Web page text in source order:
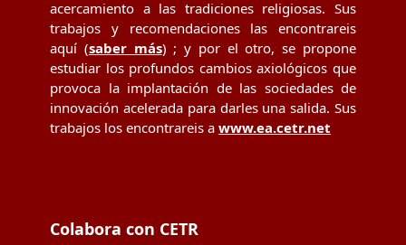
acercamiento a las tradiciones religiosas. Sus
trabajos y recomendaciones las encontrareis
aquí (saber más) ; y por el otro, se propone
estudiar los profundos cambios axiológicos que
provoca la implantación de las sociedades de
innovación acelerada para darles una salida. Sus
trabajos los encontrareis a www.ea.cetr.net
Colabora con CETR